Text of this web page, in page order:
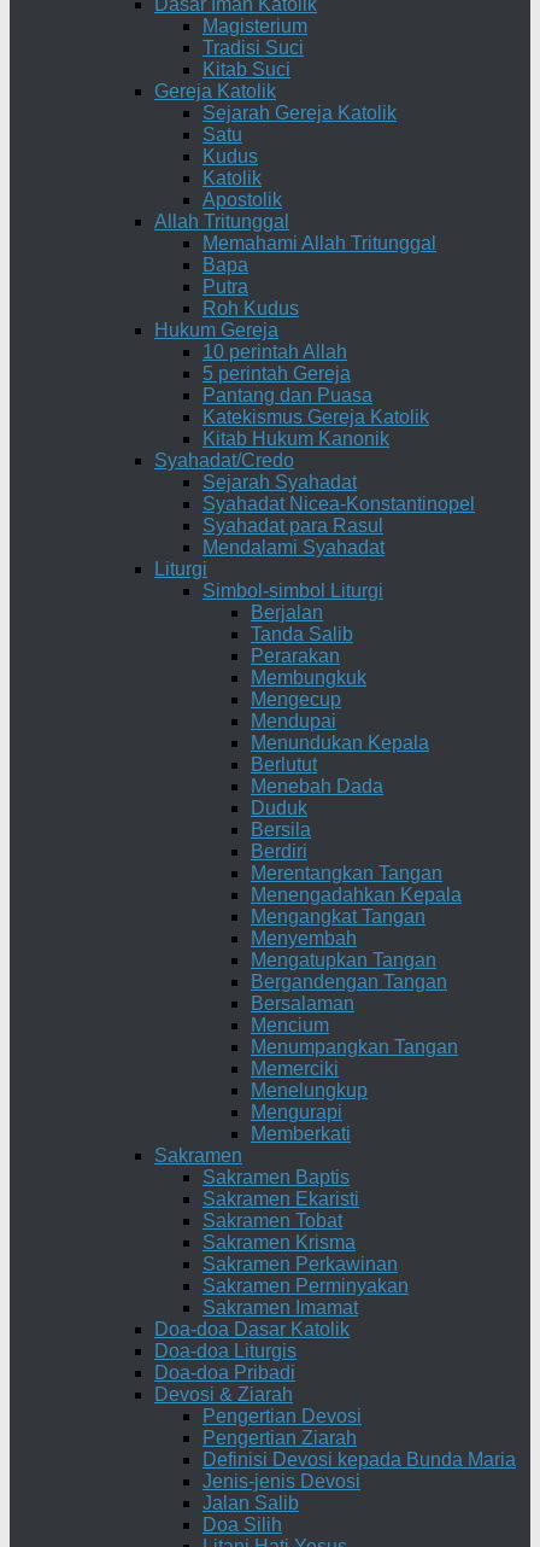
Dasar Iman Katolik
Magisterium
Tradisi Suci
Kitab Suci
Gereja Katolik
Sejarah Gereja Katolik
Satu
Kudus
Katolik
Apostolik
Allah Tritunggal
Memahami Allah Tritunggal
Bapa
Putra
Roh Kudus
Hukum Gereja
10 perintah Allah
5 perintah Gereja
Pantang dan Puasa
Katekismus Gereja Katolik
Kitab Hukum Kanonik
Syahadat/Credo
Sejarah Syahadat
Syahadat Nicea-Konstantinopel
Syahadat para Rasul
Mendalami Syahadat
Liturgi
Simbol-simbol Liturgi
Berjalan
Tanda Salib
Perarakan
Membungkuk
Mengecup
Mendupai
Menundukan Kepala
Berlutut
Menebah Dada
Duduk
Bersila
Berdiri
Merentangkan Tangan
Menengadahkan Kepala
Mengangkat Tangan
Menyembah
Mengatupkan Tangan
Bergandengan Tangan
Bersalaman
Mencium
Menumpangkan Tangan
Memerciki
Menelungkup
Mengurapi
Memberkati
Sakramen
Sakramen Baptis
Sakramen Ekaristi
Sakramen Tobat
Sakramen Krisma
Sakramen Perkawinan
Sakramen Perminyakan
Sakramen Imamat
Doa-doa Dasar Katolik
Doa-doa Liturgis
Doa-doa Pribadi
Devosi & Ziarah
Pengertian Devosi
Pengertian Ziarah
Definisi Devosi kepada Bunda Maria
Jenis-jenis Devosi
Jalan Salib
Doa Silih